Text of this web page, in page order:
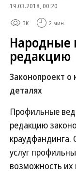
19.03.2018, 00:20
3K 2 мин.
Народные
редакцию
Законопроект о
деталях
Профильные
редакцию
краудфандинга.
услуг
возможность